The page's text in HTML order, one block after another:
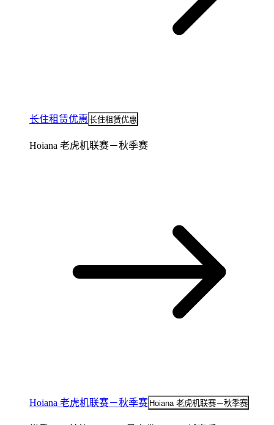
长住租赁优惠 长住租赁优惠
Hoiana 老虎机联赛－秋季赛
Hoiana 老虎机联赛－秋季赛 Hoiana 老虎机联赛－秋季赛